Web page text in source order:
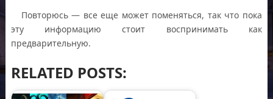
Повторюсь — все еще может поменяться, так что пока
эту информацию стоит воспринимать как
предварительную.
RELATED POSTS: